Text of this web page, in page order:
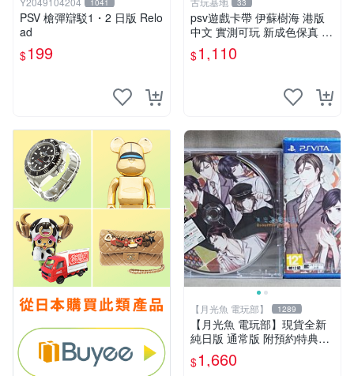
1041
PSV 槍彈辯駁1・2 日版 Relo
ad
$199
33
psv遊戲卡帶 伊蘇樹海 港版
中文 實測可玩 新成色保真 伊
蘇樹海 psv 港文版
$1,110
【月光魚 電玩部】 1289
【月光魚 電玩部】現貨全新
純日版 通常版 附預約特典CD
PSV 飛舞於天涯、粹之花 普
通版 日版日文
$1,660